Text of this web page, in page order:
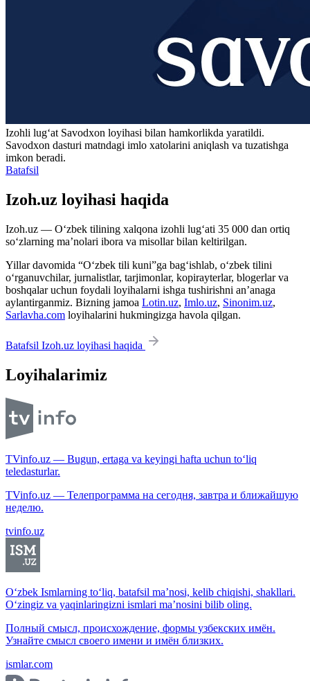
Izohli lugʻat Savodxon loyihasi bilan hamkorlikda yaratildi.
Savodxon dasturi matndagi imlo xatolarini aniqlash va tuzatishga
imkon beradi.
Batafsil
Izoh.uz loyihasi haqida
Izoh.uz — O‘zbek tilining xalqona izohli lug‘ati 35 000 dan ortiq
so‘zlarning ma’nolari ibora va misollar bilan keltirilgan.
Yillar davomida “O‘zbek tili kuni”ga bag‘ishlab, o‘zbek tilini
o‘rganuvchilar, jurnalistlar, tarjimonlar, kopirayterlar, blogerlar va
boshqalar uchun foydali loyihalarni ishga tushirishni an’anaga
aylantirganmiz. Bizning jamoa Lotin.uz, Imlo.uz, Sinonim.uz,
Sarlavha.com loyihalarini hukmingizga havola qilgan.
Batafsil Izoh.uz loyihasi haqida
Loyihalarimiz
TVinfo.uz — Bugun, ertaga va keyingi hafta uchun to‘liq
teledasturlar.
TVinfo.uz — Телепрограмма на сегодня, завтра и ближайшую
неделю.
tvinfo.uz
O‘zbek Ismlarning to‘liq, batafsil ma’nosi, kelib chiqishi, shakllari.
O‘zingiz va yaqinlaringizni ismlari ma’nosini bilib oling.
Полный смысл, происхождение, формы узбекских имён.
Узнайте смысл своего имени и имён близких.
ismlar.com